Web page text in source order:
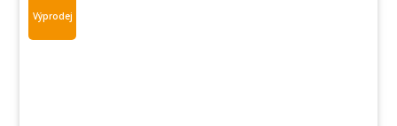
Výprodej